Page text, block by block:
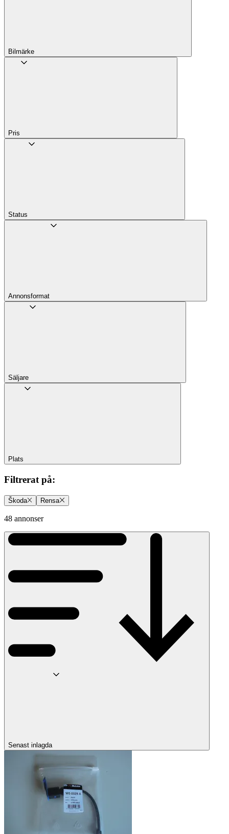
Bilmärke
Pris
Status
Annons­format
Säljare
Plats
Filtrerat på:
Škoda Rensa
48 annonser
Senast inlagda